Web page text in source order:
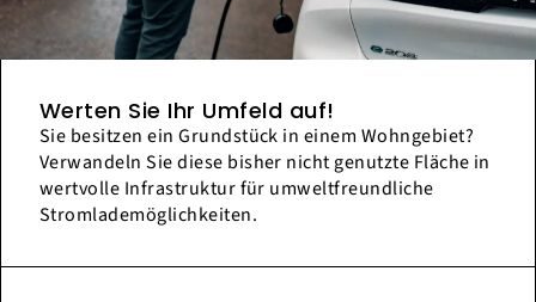
Werten Sie Ihr Umfeld auf!
Sie besitzen ein Grundstück in einem Wohngebiet?
Verwandeln Sie diese bisher nicht genutzte Fläche in
wertvolle Infrastruktur für umweltfreundliche
Stromlademöglichkeiten.